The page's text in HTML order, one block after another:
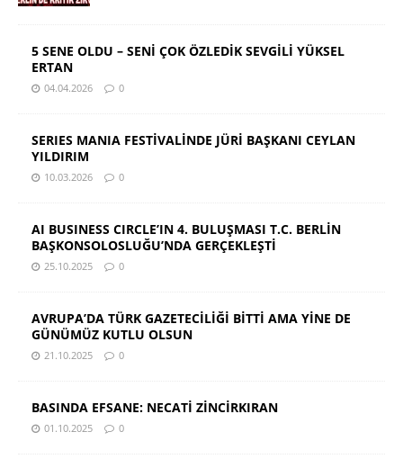
5 SENE OLDU – SENİ ÇOK ÖZLEDİK SEVGİLİ YÜKSEL
ERTAN
04.04.2026 0
SERIES MANIA FESTİVALİNDE JÜRİ BAŞKANI CEYLAN
YILDIRIM
10.03.2026 0
AI BUSINESS CIRCLE’IN 4. BULUŞMASI T.C. BERLİN
BAŞKONSOLOSLUĞU’NDA GERÇEKLEŞTİ
25.10.2025 0
AVRUPA’DA TÜRK GAZETECİLİĞİ BİTTİ AMA YİNE DE
GÜNÜMÜZ KUTLU OLSUN
21.10.2025 0
BASINDA EFSANE: NECATİ ZİNCİRKIRAN
01.10.2025 0